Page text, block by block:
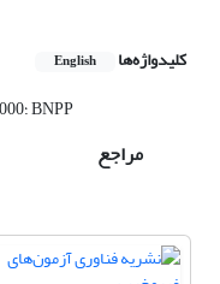
کلیدواژه‌ها English
VVER-1000؛ BNPP
مراجع